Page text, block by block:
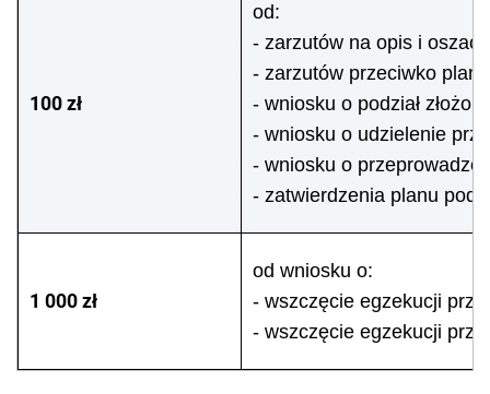
100 zł
od:
- zarzutów na opis i
- zarzutów przeciwko
- wniosku o podział
- wniosku o udzielenie
- wniosku o
- zatwierdzenia planu
1 000 zł
od wniosku o:
- wszczęcie egzekucji
- wszczęcie egzekucji